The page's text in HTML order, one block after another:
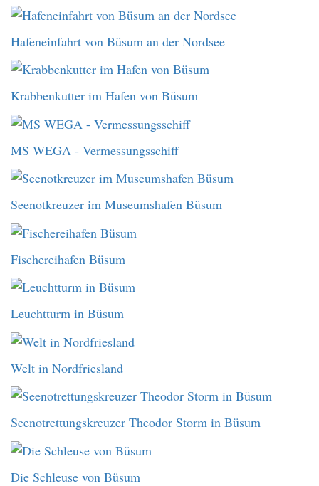
Hafeneinfahrt von Büsum an der Nordsee
Krabbenkutter im Hafen von Büsum
MS WEGA - Vermessungsschiff
Seenotkreuzer im Museumshafen Büsum
Fischereihafen Büsum
Leuchtturm in Büsum
Welt in Nordfriesland
Seenotrettungskreuzer Theodor Storm in Büsum
Die Schleuse von Büsum